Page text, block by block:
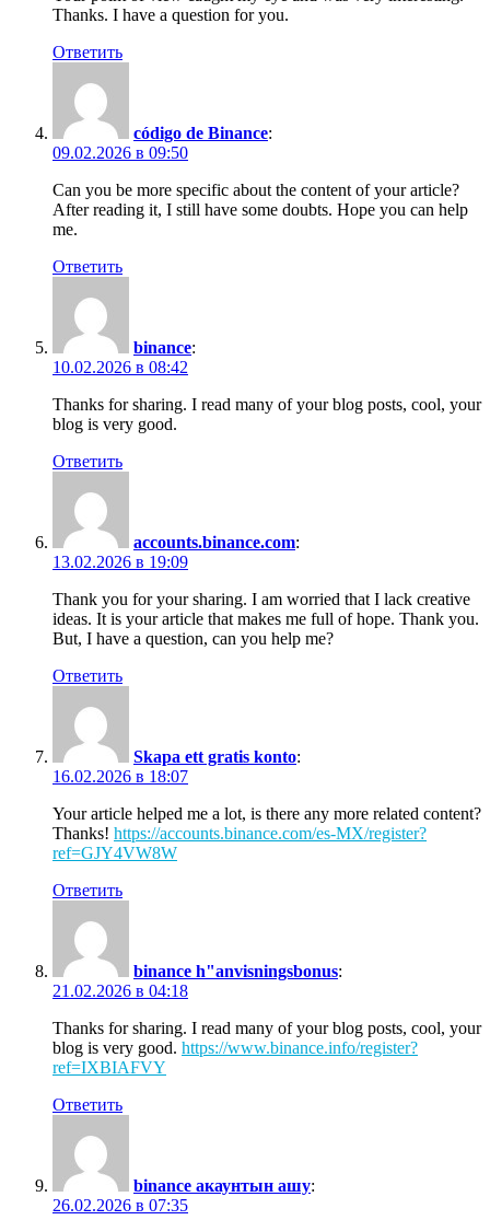
Thanks. I have a question for you.
Ответить
código de Binance:
09.02.2026 в 09:50
Can you be more specific about the content of your article?
After reading it, I still have some doubts. Hope you can help
me.
Ответить
binance:
10.02.2026 в 08:42
Thanks for sharing. I read many of your blog posts, cool, your
blog is very good.
Ответить
accounts.binance.com:
13.02.2026 в 19:09
Thank you for your sharing. I am worried that I lack creative
ideas. It is your article that makes me full of hope. Thank you.
But, I have a question, can you help me?
Ответить
Skapa ett gratis konto:
16.02.2026 в 18:07
Your article helped me a lot, is there any more related content?
Thanks! https://accounts.binance.com/es-MX/register?
ref=GJY4VW8W
Ответить
binance h"anvisningsbonus:
21.02.2026 в 04:18
Thanks for sharing. I read many of your blog posts, cool, your
blog is very good. https://www.binance.info/register?
ref=IXBIAFVY
Ответить
binance акаунтын ашу:
26.02.2026 в 07:35